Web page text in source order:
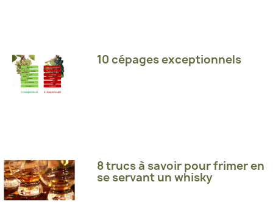
10 cépages exceptionnels
8 trucs à savoir pour frimer en
se servant un whisky